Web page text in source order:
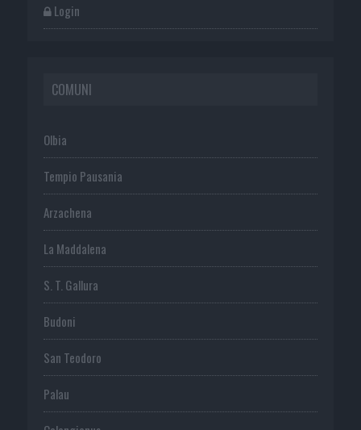
Login
COMUNI
Olbia
Tempio Pausania
Arzachena
La Maddalena
S. T. Gallura
Budoni
San Teodoro
Palau